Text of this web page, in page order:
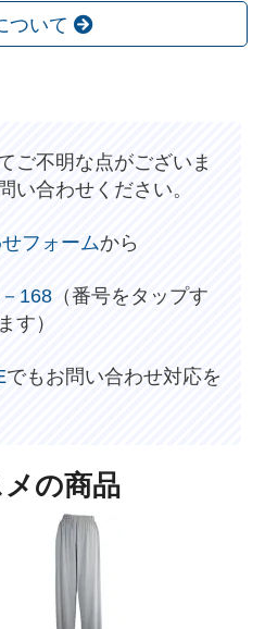
ついて
ご不明な点がございま
い合わせください。
フォームから
168 （番号をタップす
す）
でもお問い合わせ対応を
の商品